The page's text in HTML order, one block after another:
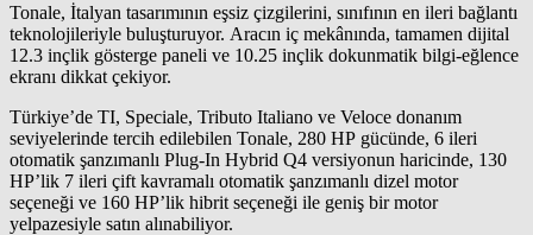
Tonale, İtalyan tasarımının eşsiz çizgilerini, sınıfının en ileri bağlantı
teknolojileriyle buluşturuyor. Aracın iç mekânında, tamamen dijital
12.3 inçlik gösterge paneli ve 10.25 inçlik dokunmatik bilgi-eğlence
ekranı dikkat çekiyor.
Türkiye’de TI, Speciale, Tributo Italiano ve Veloce donanım
seviyelerinde tercih edilebilen Tonale, 280 HP gücünde, 6 ileri
otomatik şanzımanlı Plug-In Hybrid Q4 versiyonun haricinde, 130
HP’lik 7 ileri çift kavramalı otomatik şanzımanlı dizel motor
seçeneği ve 160 HP’lik hibrit seçeneği ile geniş bir motor
yelpazesiyle satın alınabiliyor.